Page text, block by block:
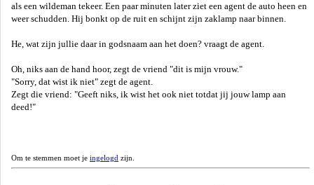
als een wildeman tekeer. Een paar minuten later ziet een agent de auto heen en
weer schudden. Hij bonkt op de ruit en schijnt zijn zaklamp naar binnen.
He, wat zijn jullie daar in godsnaam aan het doen? vraagt de agent.
Oh, niks aan de hand hoor, zegt de vriend "dit is mijn vrouw."
"Sorry, dat wist ik niet" zegt de agent.
Zegt die vriend: "Geeft niks, ik wist het ook niet totdat jij jouw lamp aan
deed!"
Om te stemmen moet je ingelogd zijn.